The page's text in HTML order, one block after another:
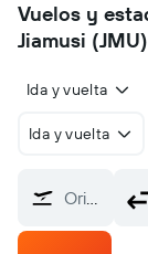
Vuelos y
Jiamusi (JMU)
Ida y vuelta
Ida y vuelta
Origen